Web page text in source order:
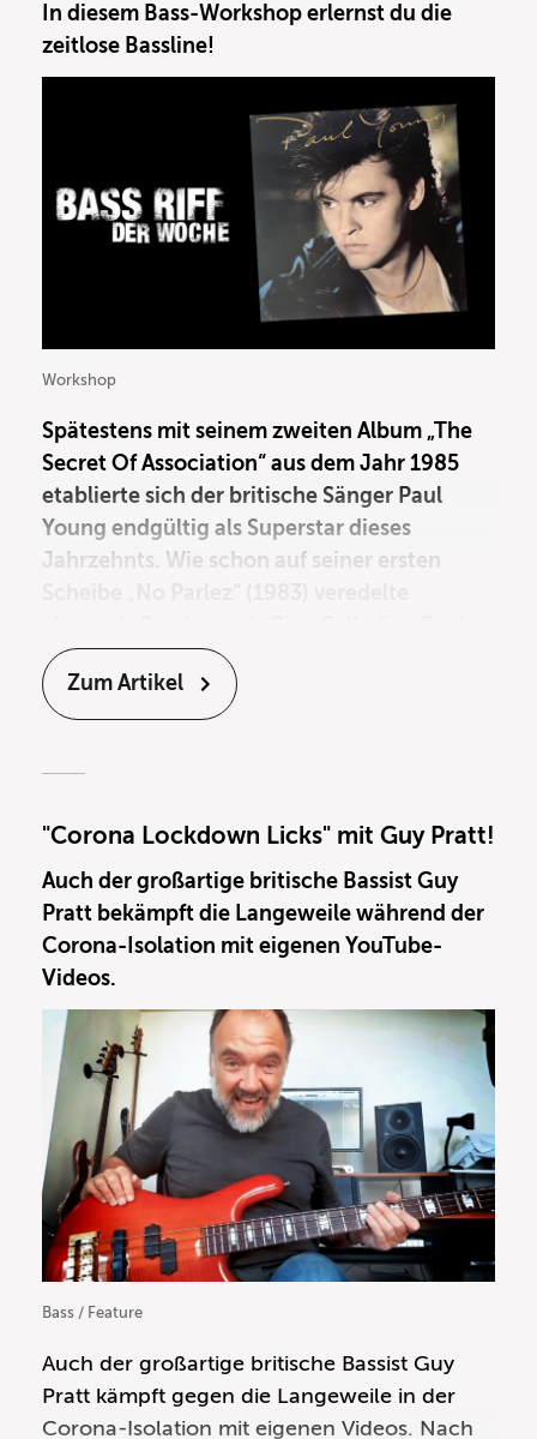
Workshop
In diesem Bass-Workshop erlernst du die
zeitlose Bassline!
Spätestens mit seinem zweiten Album „The
Secret Of Association“ aus dem Jahr 1985
etablierte sich der britische Sänger Paul
Young endgültig als Superstar dieses
Jahrzehnts. Wie schon auf seiner ersten
Youngs Songs mit seinen geschmackvollen
Basslines. Pino war zu dieser Zeit noch
relativ neu in der Szene und sein
erheblich zu seiner erfolgreichen Sideman-
Karrierebei. Sein damaliger Signature-
Sound, den er mithilfe eines bundlosen
Music Man Stingrayserzeugte, wurde zu
einem festen Bestandteil der Charts der
1980er-Jahre. Auf „The Secret Of
Association“ befindet sich unter anderem
„I’m Gonna Tear Your Playhouse Down“,
welches sich aufgrund seiner prominenten
mitOctaver gespielten Bassline zu einem
echten Bassklassiker entwickelt hat.
Zum Artikel
"Corona Lockdown Licks" mit Guy Pratt!
Bass / Feature
Auch der großartige britische Bassist Guy
Pratt bekämpft die Langeweile während der
Corona-Isolation mit eigenen YouTube-
Videos.
Auch der großartige britische Bassist Guy
Pratt kämpft gegen die Langeweile in der
Corona-Isolation mit eigenen Videos. Nach